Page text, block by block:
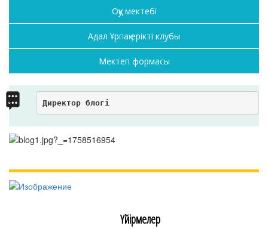
Оқу мектебі
Адал Ұрпақ ерікті клубы
Мектеп формасы
Директор блогі
Үйірмелер